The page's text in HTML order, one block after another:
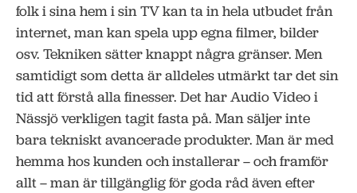
folk i sina hem i sin TV kan ta in hela utbudet från
internet, man kan spela upp egna filmer, bilder
osv. Tekniken sätter knappt några gränser. Men
samtidigt som detta är alldeles utmärkt tar det sin
tid att förstå alla finesser. Det har Audio Video i
Nässjö verkligen tagit fasta på. Man säljer inte
bara tekniskt avancerade produkter. Man är med
hemma hos kunden och installerar – och framför
allt – man är tillgänglig för goda råd även efter